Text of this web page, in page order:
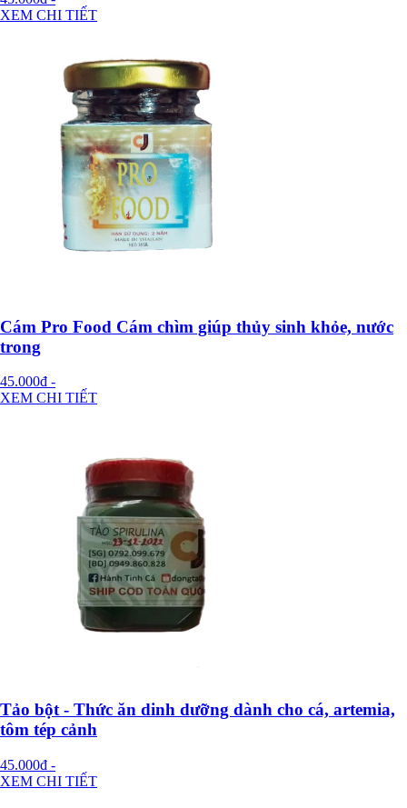
XEM CHI TIẾT
Cám Pro Food Cám chìm giúp thủy sinh khỏe, nước
trong
45.000đ -
XEM CHI TIẾT
Tảo bột - Thức ăn dinh dưỡng dành cho cá, artemia,
tôm tép cảnh
45.000đ -
XEM CHI TIẾT